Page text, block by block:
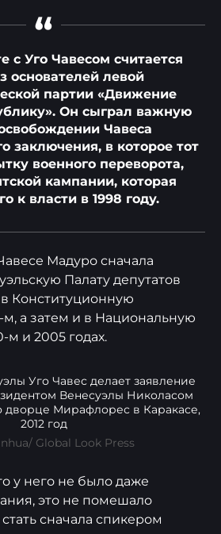
“
с Уго Чавесом считается
основателей левой
партии «Движение
Он сыграл важную
Чавеса
заключения, в которое тот
военного переворота,
кампании, которая
к власти в 1998 году.
Мадуро сначала
Палату депутатов
в Конституционную
а затем и в Национальную
и 2005 годах.
Уго Чавес делает заявление
Венесуэлы Николасом
дворце Мирафлорес в Каракасе,
2012 год
Global Look Press
у него не было даже
это не помешало
сначала спикером